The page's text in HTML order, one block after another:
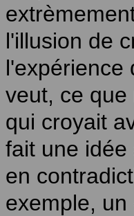
l'illusion de
l'expérience
veut, ce
qui croyait
fait une
en
exemple,